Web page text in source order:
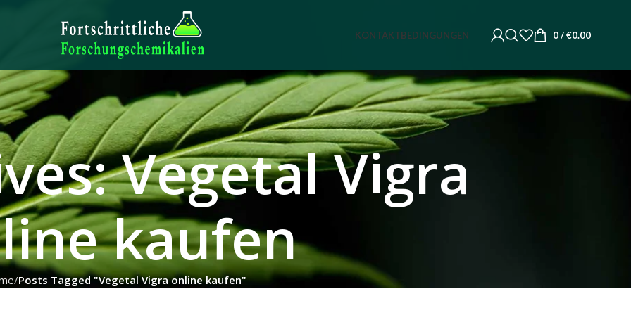
KONTAKTBEDINGUNGEN 0/ €0.00
Vegetal Vigra
kaufen
Posts Tagged "Vegetal Vigra online kaufen"